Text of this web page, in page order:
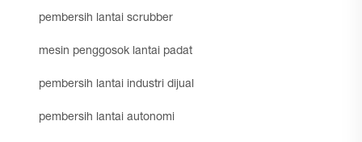
pembersih lantai scrubber
mesin penggosok lantai padat
pembersih lantai industri dijual
pembersih lantai autonomi